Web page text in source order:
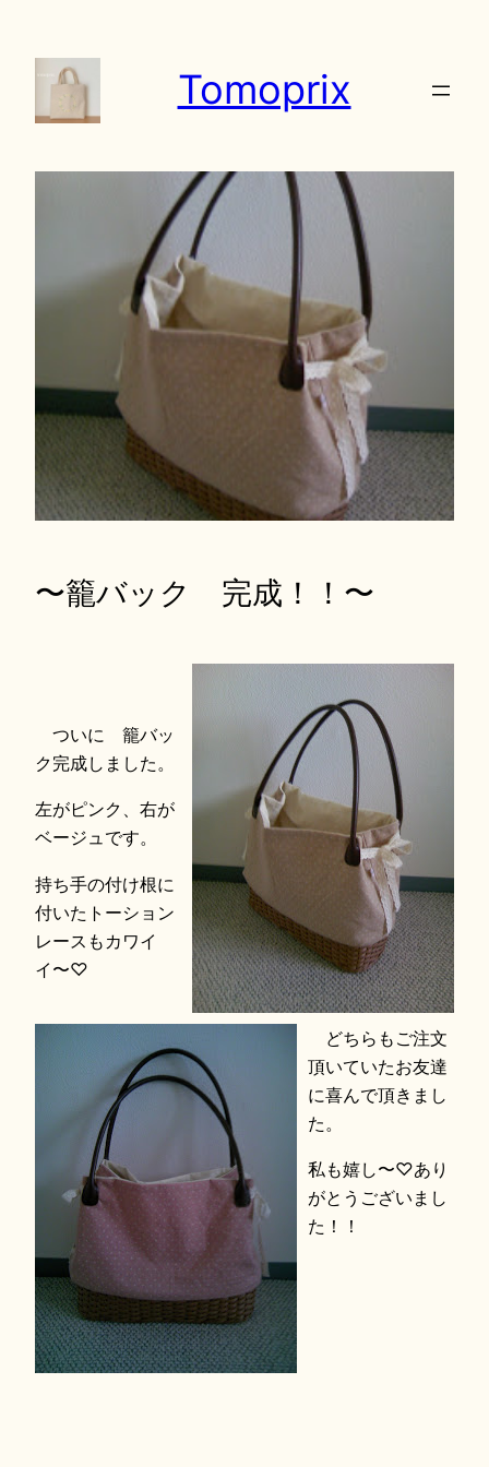
Tomoprix
〜籠バック 完成！！〜
ついに 籠バッ
ク完成しました。
左がピンク、右が
ベージュです。
持ち手の付け根に
付いたトーション
レースもカワイ
イ〜♡
どちらもご注文
頂いていたお友達
に喜んで頂きまし
た。
私も嬉し〜♡あり
がとうございまし
た！！